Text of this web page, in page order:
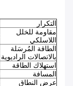
التكرار
مقاومة للخلل
اللاسلكي
الطاقة المُرسَلة
بالاتصالات الراديوية
استهلاك الطاقة
المسافة
عرض النطاق